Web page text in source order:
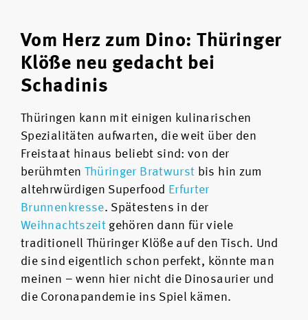
Vom Herz zum Dino: Thüringer
Klöße neu gedacht bei
Schadinis
Thüringen kann mit einigen kulinarischen
Spezialitäten aufwarten, die weit über den
Freistaat hinaus beliebt sind: von der
berühmten
Thüringer Bratwurst bis hin zum
altehrwürdigen Superfood Erfurter
Brunnenkresse. Spätestens in der
Weihnachtszeit gehören dann für viele
traditionell Thüringer Klöße auf den Tisch. Und
die sind eigentlich schon perfekt, könnte man
meinen – wenn hier nicht die Dinosaurier und
die Coronapandemie ins Spiel kämen.